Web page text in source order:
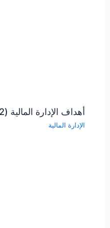
أهداف الإدارة المالية (2) السيولة
الإدارة المالية